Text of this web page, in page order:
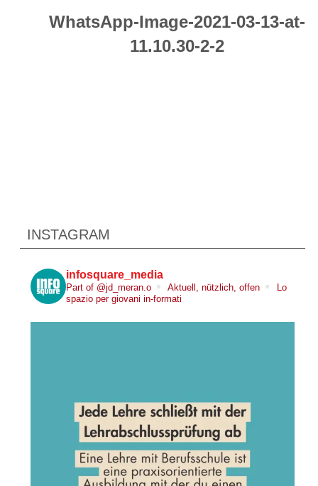
WhatsApp-Image-2021-03-13-at-
11.10.30-2-2
INSTAGRAM
infosquare_media
Part of @jd_meran.o Aktuell, nützlich, offen
Lo
spazio per giovani in-formati